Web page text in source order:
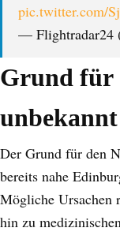
pic.twitter.com/
— Flightradar24
Grund für
unbekannt
Der Grund für den
bereits nahe
Mögliche Ursachen
hin zu